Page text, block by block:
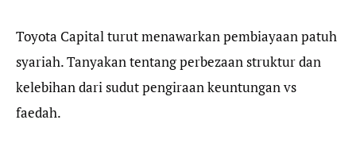
Toyota Capital turut menawarkan pembiayaan patuh
syariah. Tanyakan tentang perbezaan struktur dan
kelebihan dari sudut pengiraan keuntungan vs
faedah.